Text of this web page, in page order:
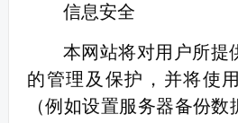
信息安全
本网站将对用户所提
的管理及保护，并将使
（例如设置服务器备份